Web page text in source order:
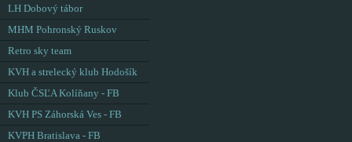
LH Dobový tábor
MHM Pohronský Ruskov
Retro sky team
KVH a strelecký klub Hodošík
Klub ČSĽA Kolíňany - FB
KVH PS Záhorská Ves - FB
KVPH Bratislava - FB